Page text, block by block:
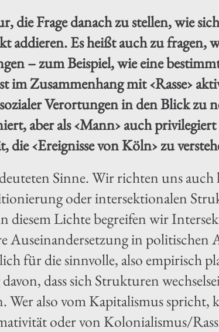
Frage danach zu stellen, wie
addieren. Es heißt auch zu fragen,
– zum Beispiel, wie eine
im Zusammenhang mit ‹Rasse›
Verortungen in den Blick zu
aber als ‹Mann› auch
‹Ereignisse von Köln› zu
Sinne. Wir richten uns auch
oder intersektionalen
Lichte begreifen wir
Auseinandersetzung in
für die sinnvolle, also empirisch
dass sich Strukturen
Wer also vom Kapitalismus spricht,
oder von Kolonialismus/